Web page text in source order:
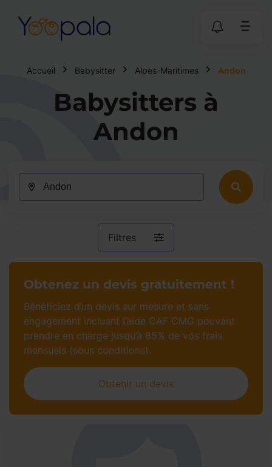
Accueil Babysitter Alpes-Maritimes Andon
Babysitters à
Andon
Filtres
Obtenez un devis gratuitement !
Bénéficiez d’un devis sur mesure et sans
engagement incluant l’aide CAF CMG pouvant
prendre en charge jusqu’à 85% de vos frais
mensuels (sous conditions).
Obtenir un devis